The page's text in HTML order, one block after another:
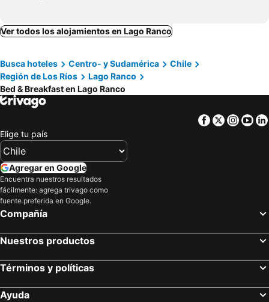
Ver todos los alojamientos en Lago Ranco
Busca hoteles Centro- y Sudamérica
Chile
Región de Los Ríos
Lago Ranco
Bed & Breakfast en Lago Ranco
Facebook
Twitter
Elige tu país
Agregar en Google
Encuentra nuestros resultados
fácilmente: agrega trivago como
fuente preferida en Google.
Compañía
Nuestros productos
Términos y políticas
Ayuda